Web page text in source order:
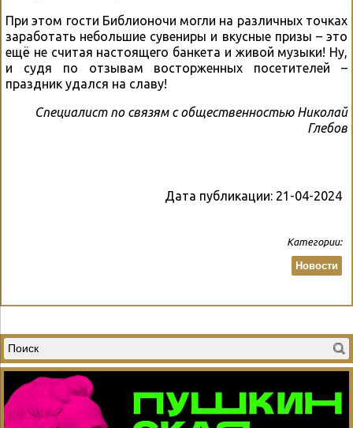
При этом гости Библионочи могли на различных точках
заработать небольшие сувениры и вкусные призы – это
ещë не считая настоящего банкета и живой музыки! Ну,
и судя по отзывам восторженных посетителей –
праздник удался на славу!
Специалист по связям с общественностью Николай
Глебов
Дата публикации: 21-04-2024
Категории:
Новости